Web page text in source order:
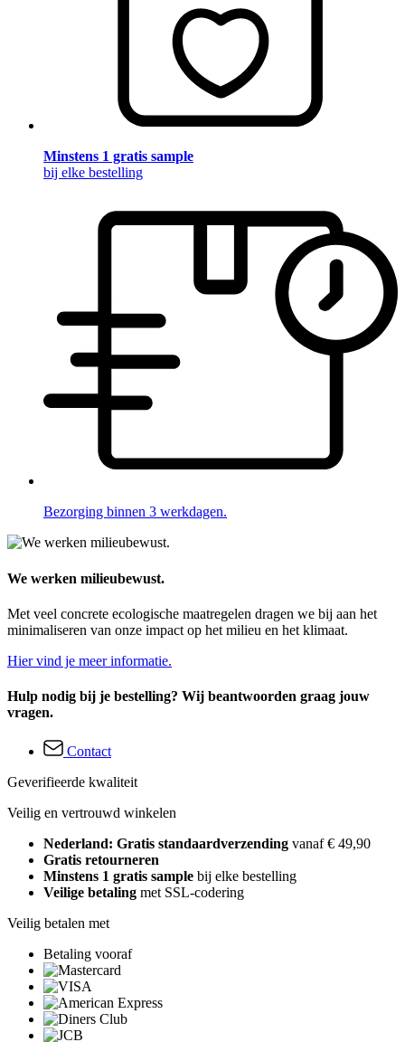
Minstens 1 gratis sample
bij elke bestelling
Bezorging binnen 3 werkdagen.
We werken milieubewust.
Met veel concrete ecologische maatregelen dragen we bij aan het
minimaliseren van onze impact op het milieu en het klimaat.
Hier vind je meer informatie.
Hulp nodig bij je bestelling? Wij beantwoorden graag jouw
vragen.
Contact
Geverifieerde kwaliteit
Veilig en vertrouwd winkelen
Nederland: Gratis standaardverzending vanaf € 49,90
Gratis retourneren
Minstens 1 gratis sample bij elke bestelling
Veilige betaling met SSL-codering
Veilig betalen met
Betaling vooraf